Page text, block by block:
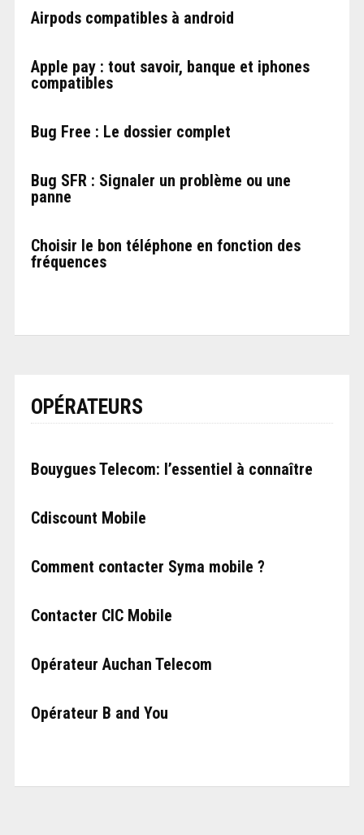
Airpods compatibles à android
Apple pay : tout savoir, banque et iphones
compatibles
Bug Free : Le dossier complet
Bug SFR : Signaler un problème ou une
panne
Choisir le bon téléphone en fonction des
fréquences
OPÉRATEURS
Bouygues Telecom: l’essentiel à connaître
Cdiscount Mobile
Comment contacter Syma mobile ?
Contacter CIC Mobile
Opérateur Auchan Telecom
Opérateur B and You